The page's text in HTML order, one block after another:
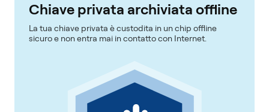
Chiave privata archiviata offline
La tua chiave privata è custodita in un chip offline
sicuro e non entra mai in contatto con Internet.